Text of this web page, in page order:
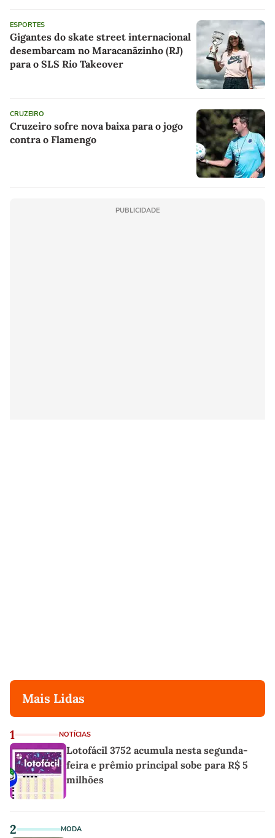
ESPORTES
Gigantes do skate street internacional
desembarcam no Maracanãzinho (RJ)
para o SLS Rio Takeover
CRUZEIRO
Cruzeiro sofre nova baixa para o jogo
contra o Flamengo
PUBLICIDADE
Mais Lidas
1 NOTÍCIAS
Lotofácil 3752 acumula nesta segunda-
feira e prêmio principal sobe para R$ 5
milhões
2 MODA